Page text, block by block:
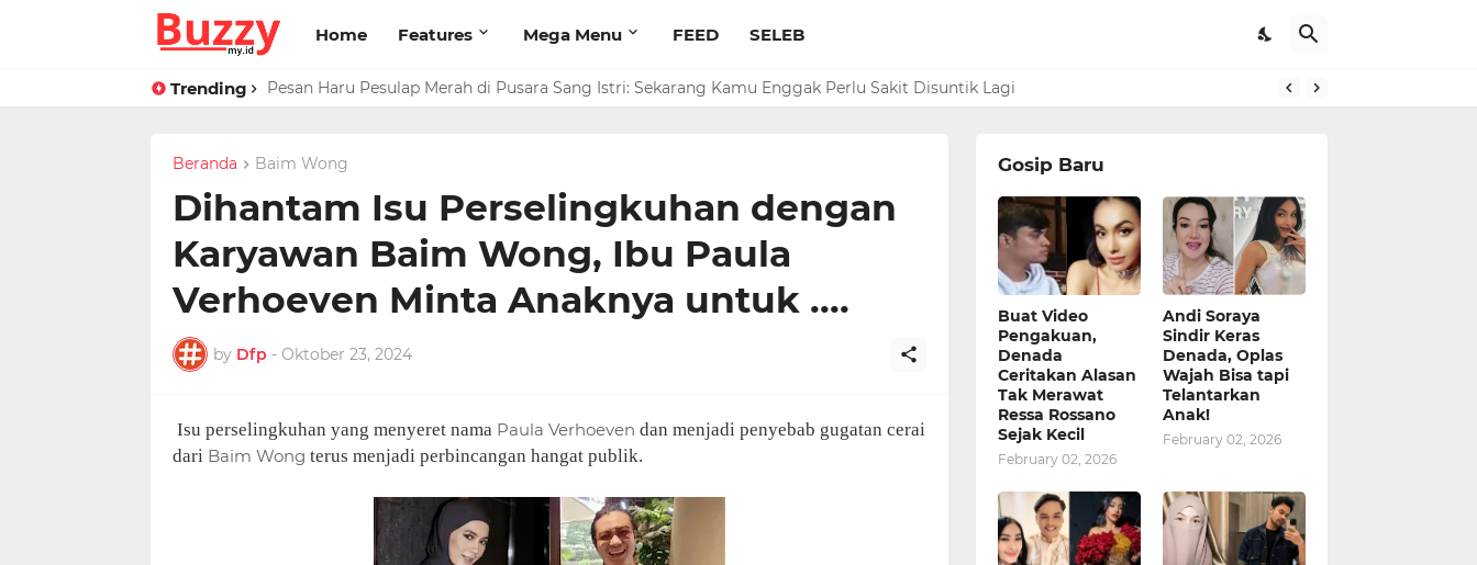
Home Features Mega Menu FEED SELEB
Trending Pesan Haru Pesulap Merah di Pusara Sang Istri: Sekarang Kamu Enggak Perlu Sakit Disuntik Lagi
Beranda Baim Wong
Dihantam Isu Perselingkuhan dengan
Karyawan Baim Wong, Ibu Paula
Verhoeven Minta Anaknya untuk ....
by Dfp - Oktober 23, 2024
Isu perselingkuhan yang menyeret nama Paula Verhoeven dan menjadi penyebab gugatan cerai
dari Baim Wong terus menjadi perbincangan hangat publik.
Gosip Baru
Buat Video
Pengakuan,
Denada
Ceritakan Alasan
Tak Merawat
Ressa Rossano
Sejak Kecil
February 02, 2026
Andi Soraya
Sindir Keras
Denada, Oplas
Wajah Bisa tapi
Telantarkan
Anak!
February 02, 2026